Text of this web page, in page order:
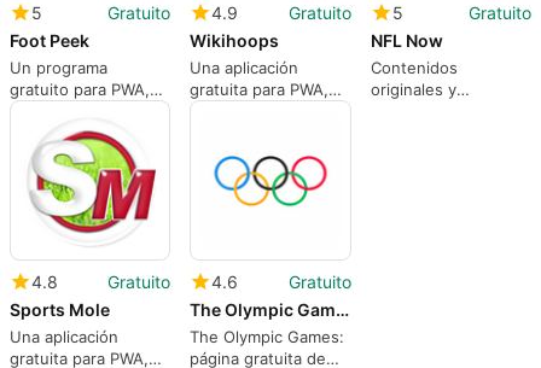
5
Gratuito
Foot Peek
Un programa
gratuito para PWA,
por Romain Parage.
4.9
Gratuito
Wikihoops
Una aplicación
gratuita para PWA,
por Wikihoops.com.
5
Gratuito
NFL Now
Contenidos
originales y
4.8
Gratuito
Sports Mole
Una aplicación
gratuita para PWA,
4.6
Gratuito
The Olympic Games
The Olympic Games:
página gratuita de